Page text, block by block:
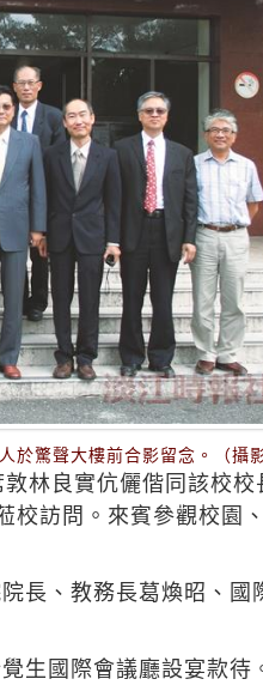
驚聲大樓前合影留念。（攝影
林良實伉儷偕同該校
訪問。來賓參觀校園
長、教務長葛煥昭、國
生國際會議廳設宴款待